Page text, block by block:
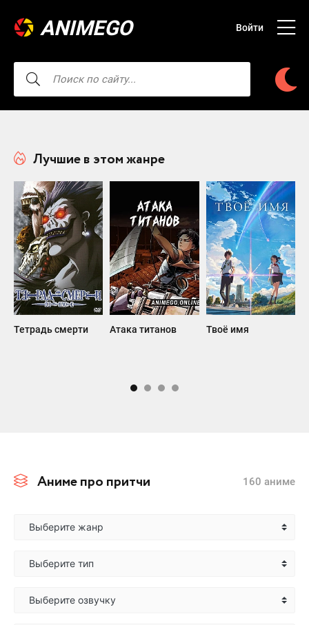
ANIMEGO Войти
Аниме про притчи 160 аниме
Выберите жанр
Выберите тип
Выберите озвучку
Лучшие в этом жанре
Тетрадь смерти Атака титанов Твоё имя